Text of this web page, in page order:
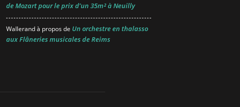
de Mozart pour le prix d’un 35m² à Neuilly
Wallerandà propos de Un orchestre en thalasso
aux Flâneries musicales de Reims